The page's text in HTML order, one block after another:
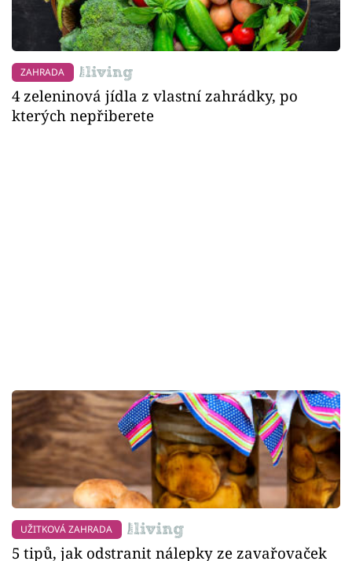
ZAHRADA
4 zeleninová jídla z vlastní zahrádky, po
kterých nepřiberete
UŽITKOVÁ ZAHRADA
5 tipů, jak odstranit nálepky ze zavařovaček